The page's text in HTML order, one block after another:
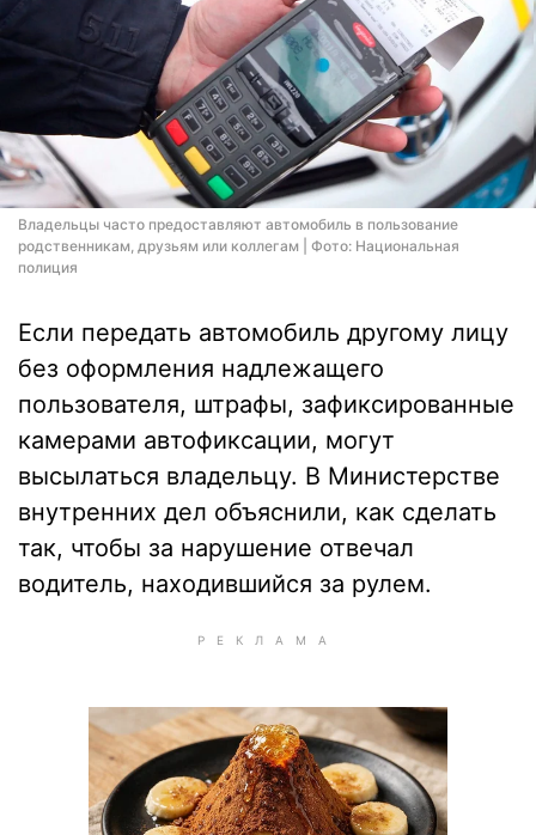
Владельцы часто предоставляют автомобиль в пользование
родственникам, друзьям или коллегам | Фото: Национальная
полиция
Если передать автомобиль другому лицу
без оформления надлежащего
пользователя, штрафы, зафиксированные
камерами автофиксации, могут
высылаться владельцу. В Министерстве
внутренних дел объяснили, как сделать
так, чтобы за нарушение отвечал
водитель, находившийся за рулем.